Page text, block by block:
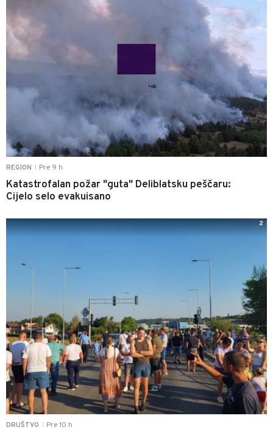
REGION Pre 9 h
Katastrofalan požar "guta" Deliblatsku peščaru:
Cijelo selo evakuisano
DRUŠTVO Pre 10 h
2